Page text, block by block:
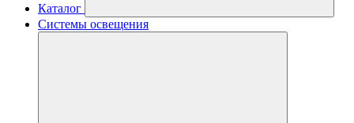
Каталог
Системы освещения